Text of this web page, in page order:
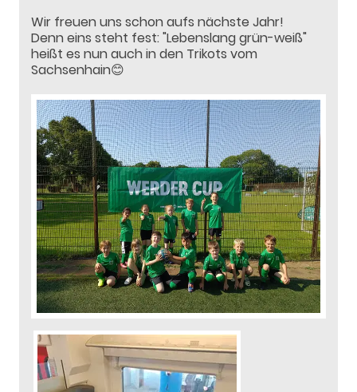
Wir freuen uns schon aufs nächste Jahr!
Denn eins steht fest: "Lebenslang grün-weiß"
heißt es nun auch in den Trikots vom
Sachsenhain😊